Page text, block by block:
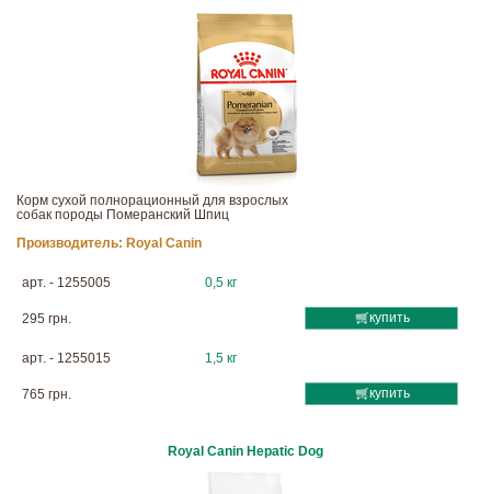
Корм сухой полнорационный для взрослых
собак породы Померанский Шпиц
Производитель: Royal Canin
арт. - 1255005 0,5 кг
295 грн. купить
арт. - 1255015 1,5 кг
765 грн. купить
Royal Canin Hepatic Dog